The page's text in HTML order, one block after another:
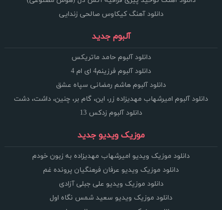
دانلود آهنگ کیکاوس صالحی زندایی
آلبوم جدید
دانلود آلبوم حامد ماتریکس
دانلود آلبوم فرزینم4 ای ام 4
دانلود آلبوم هاشم رمضانی سپاه عشق
دانلود آلبوم امیرشهاب مهدیزاده زر، این، گام بر، چنین، داشت، دشت
دانلود آلبوم زدکس 13
موزیک ویدیو جدید
دانلود موزیک ویدیو امیرشهاب مهدیزاده به زبون خودم
دانلود موزیک ویدیو عرفان فرهنگیان پرونده غم
دانلود موزیک ویدیو علی جبلی آزادی
دانلود موزیک ویدیو سعید شمس نگاه اول